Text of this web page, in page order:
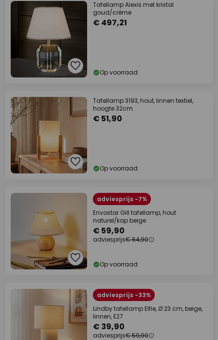
Tafellamp Alexis met kristal
goud/crème
€ 497,21
Op voorraad
Tafellamp 3193, hout, linnen textiel,
hoogte 32cm
€ 51,90
Op voorraad
adviesprijs -7%
Envostar Gill tafellamp, hout
naturel/kap beige
€ 59,90
adviesprijs€ 64,90
Op voorraad
adviesprijs -33%
Lindby tafellamp Elfie, Ø 23 cm, beige,
linnen, E27
€ 39,90
adviesprijs€ 59,90